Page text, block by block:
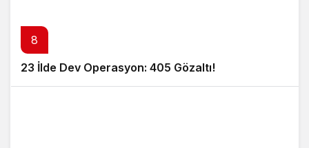
8
23 İlde Dev Operasyon: 405 Gözaltı!